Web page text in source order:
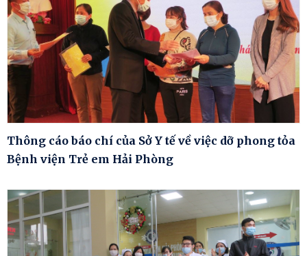
Thông cáo báo chí của Sở Y tế về việc dỡ phong tỏa
Bệnh viện Trẻ em Hải Phòng